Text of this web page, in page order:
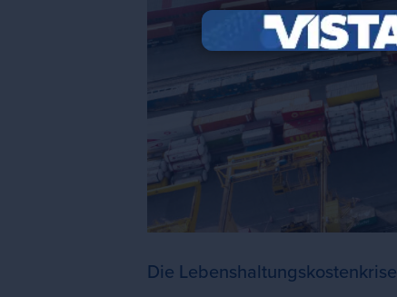
Die Lebenshaltungskostenkrise